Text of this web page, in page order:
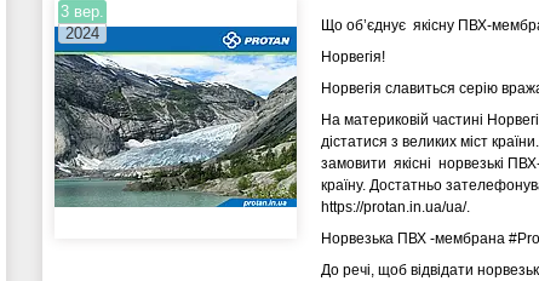
3 вер.
2024
Що об’єднує якісну ПВХ-
Норвегія!
Норвегія славиться серію
На материковій частині
дістатися з великих міст
замовити якісні норвезькі
країну. Достатньо
https://protan.in.ua/ua/.
Норвезька ПВХ -мембрана
До речі, щоб відвідати